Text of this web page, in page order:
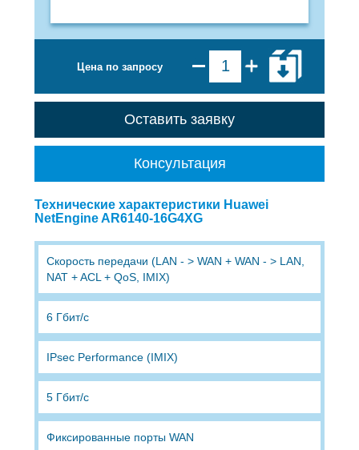
Цена по запросу
Оставить заявку
Консультация
Технические характеристики Huawei
NetEngine AR6140-16G4XG
Скорость передачи (LAN - > WAN + WAN - > LAN,
NAT + ACL + QoS, IMIX)
6 Гбит/с
IPsec Performance (IMIX)
5 Гбит/с
Фиксированные порты WAN